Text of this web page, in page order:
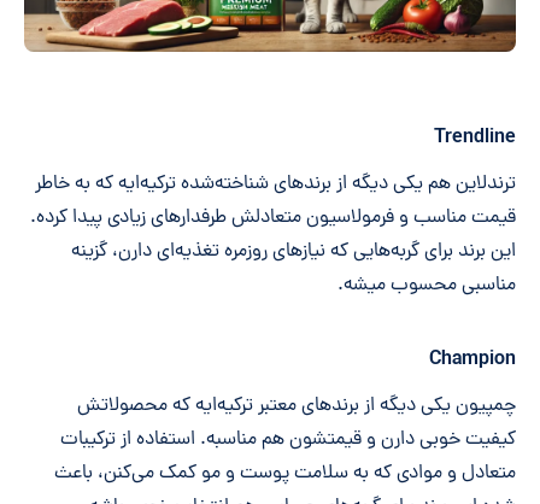
Trendline
ترندلاین هم یکی دیگه از برندهای شناخته‌شده ترکیه‌ایه که به خاطر
قیمت مناسب و فرمولاسیون متعادلش طرفدارهای زیادی پیدا کرده.
این برند برای گربه‌هایی که نیازهای روزمره تغذیه‌ای دارن، گزینه
مناسبی محسوب میشه.
Champion
چمپیون یکی دیگه از برندهای معتبر ترکیه‌ایه که محصولاتش
کیفیت خوبی دارن و قیمتشون هم مناسبه. استفاده از ترکیبات
متعادل و موادی که به سلامت پوست و مو کمک می‌کنن، باعث